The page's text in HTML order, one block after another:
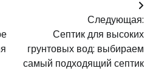
Следующая:
Септик для высоких
грунтовых вод: выбираем
самый подходящий септик